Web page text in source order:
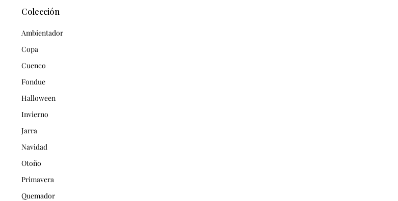
Colección
Ambientador
Copa
Cuenco
Fondue
Halloween
Invierno
Jarra
Navidad
Otoño
Primavera
Quemador